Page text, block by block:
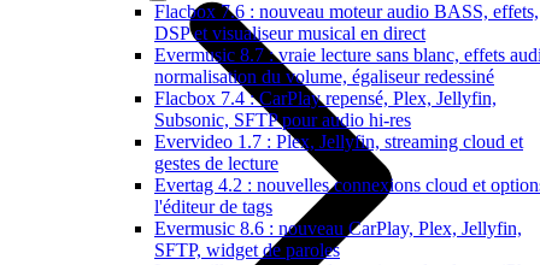
Flacbox 7.6 : nouveau moteur audio BASS, effets,
DSP et visualiseur musical en direct
Evermusic 8.7 : vraie lecture sans blanc, effets
normalisation du volume, égaliseur redessiné
Flacbox 7.4 : CarPlay repensé, Plex, Jellyfin,
Subsonic, SFTP pour audio hi-res
Evervideo 1.7 : Plex, Jellyfin, streaming cloud et
gestes de lecture
Evertag 4.2 : nouvelles connexions cloud et
l'éditeur de tags
Evermusic 8.6 : nouveau CarPlay, Plex, Jellyfin,
SFTP, widget de paroles